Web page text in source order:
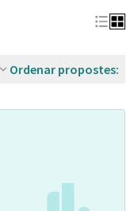
Ordenar propostes: